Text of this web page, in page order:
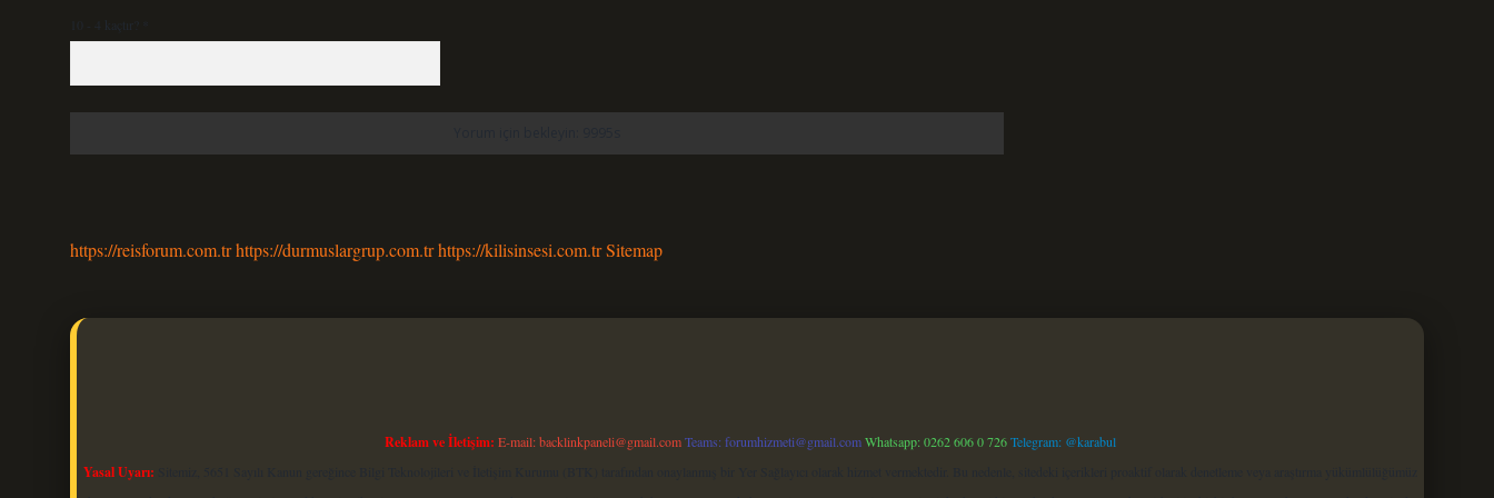
10 - 4 kaçtır?
https://reisforum.com.trhttps://durmuslargrup.com.trhttps://kilisinsesi.com.trSitemap
Reklam ve İletişim: E-mail:backlinkpaneli@gmail.comTeams: forumhizmeti@gmail.comWhatsapp: 0262 606 0 726Telegram: @karabul
Yasal Uyarı: